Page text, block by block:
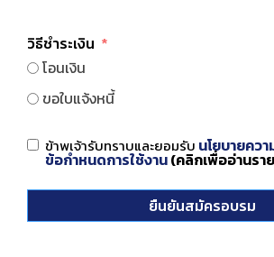
วิธีชำระเงิน
โอนเงิน
ขอใบแจ้งหนี้
ข้าพเจ้ารับทราบและยอมรับ นโยบายคว
ข้อกำหนดการใช้งาน(คลิกเพื่ออ่านรา
ยืนยันสมัครอบรม